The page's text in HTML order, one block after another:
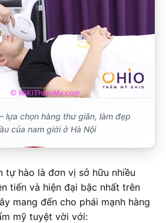
lựa chọn hàng thư giãn, làm đẹp
của nam giới ở Hà Nội
tự hào là đơn vị sở hữu nhiều
tiến và hiện đại bậc nhất trên
mang đến cho phái mạnh hàng
mỹ tuyệt vời với: